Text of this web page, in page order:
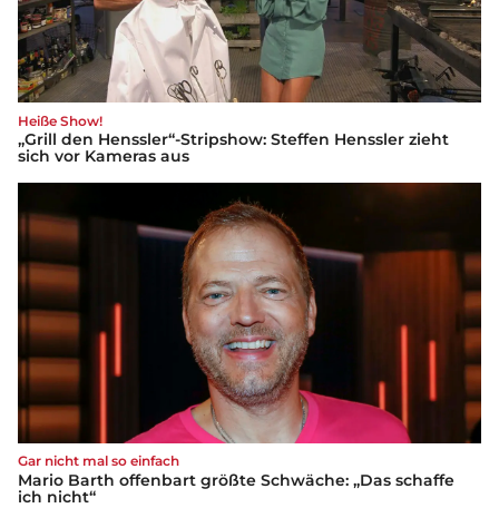
Heiße Show!
„Grill den Henssler“-Stripshow: Steffen Henssler zieht
sich vor Kameras aus
Gar nicht mal so einfach
Mario Barth offenbart größte Schwäche: „Das schaffe
ich nicht“